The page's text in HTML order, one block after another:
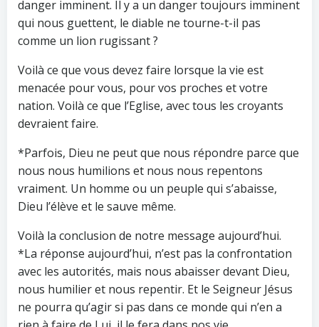
danger imminent. Il y a un danger toujours imminent
qui nous guettent, le diable ne tourne-t-il pas
comme un lion rugissant ?
Voilà ce que vous devez faire lorsque la vie est
menacée pour vous, pour vos proches et votre
nation. Voilà ce que l’Eglise, avec tous les croyants
devraient faire.
*Parfois, Dieu ne peut que nous répondre parce que
nous nous humilions et nous nous repentons
vraiment. Un homme ou un peuple qui s’abaisse,
Dieu l’élève et le sauve même.
Voilà la conclusion de notre message aujourd’hui.
*La réponse aujourd’hui, n’est pas la confrontation
avec les autorités, mais nous abaisser devant Dieu,
nous humilier et nous repentir. Et le Seigneur Jésus
ne pourra qu’agir si pas dans ce monde qui n’en a